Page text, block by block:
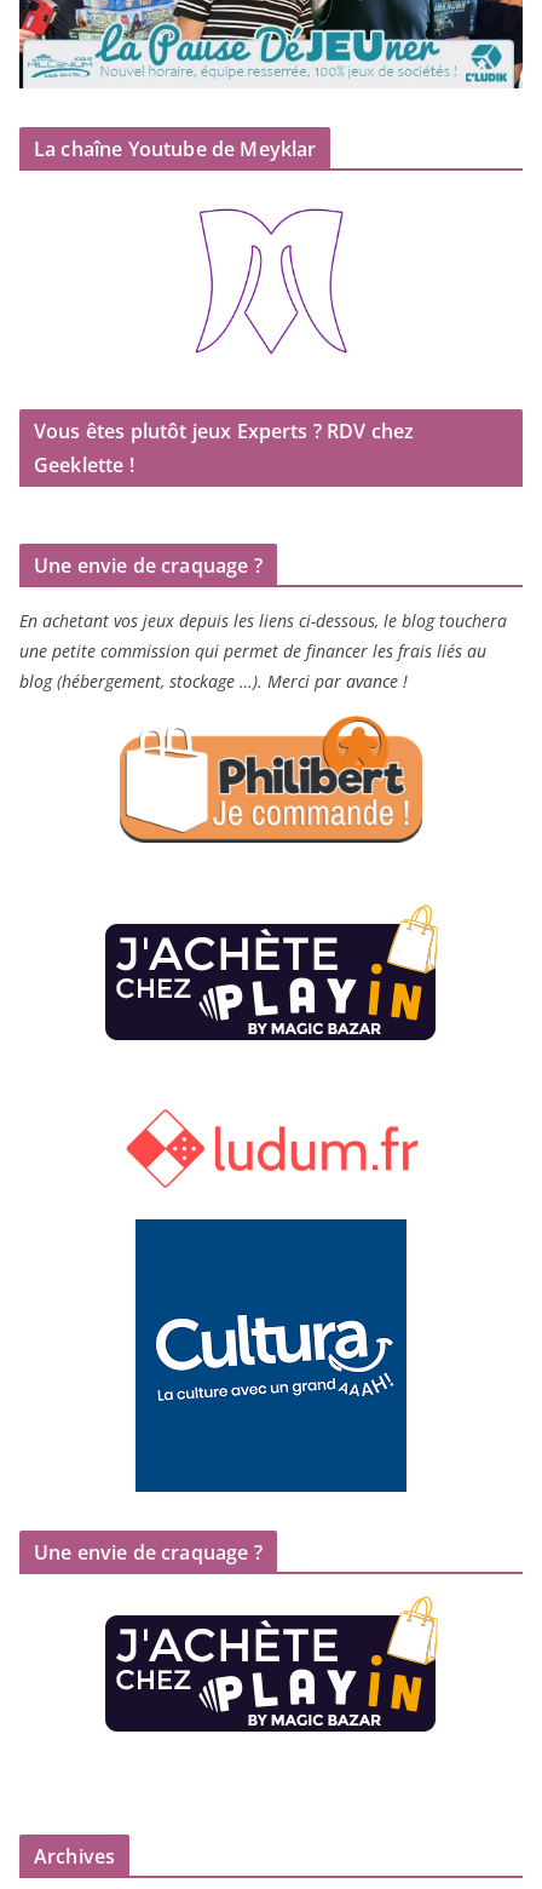
La chaîne Youtube de Meyklar
Vous êtes plutôt jeux Experts ? RDV chez
Geeklette !
Une envie de craquage ?
En achetant vos jeux depuis les liens ci-dessous, le blog touchera
une petite commission qui permet de financer les frais liés au
blog (hébergement, stockage …). Merci par avance !
Une envie de craquage ?
Archives